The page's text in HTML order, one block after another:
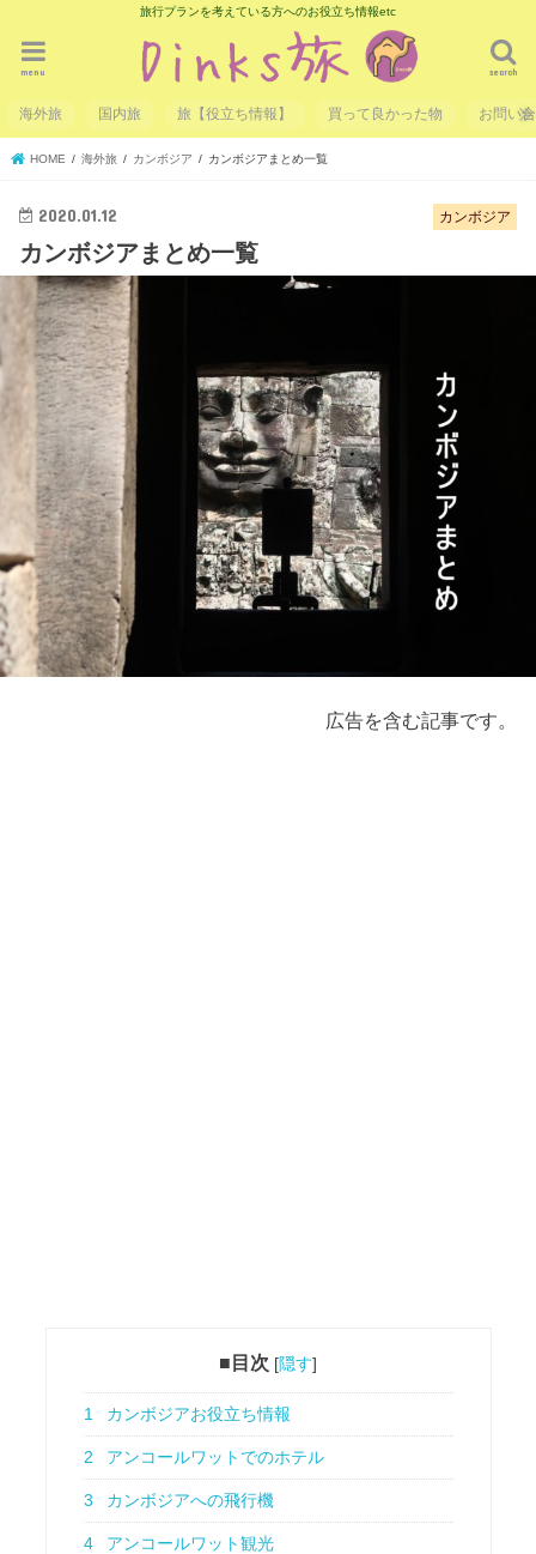
旅行プランを考えている方へのお役立ち情報etc
search
menu
海外旅 国内旅 旅【役立ち情報】 買って良かった物 お問い
HOME 海外旅 カンボジア カンボジアまとめ一覧
カンボジア
2020.01.12
カンボジアまとめ一覧
広告を含む記事です。
■目次 [隠す]
1 カンボジアお役立ち情報
2 アンコールワットでのホテル
3 カンボジアへの飛行機
4 アンコールワット観光